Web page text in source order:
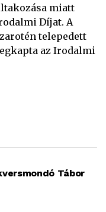
miatt
Díjat. A
telepedett
az Irodalmi
Tábor